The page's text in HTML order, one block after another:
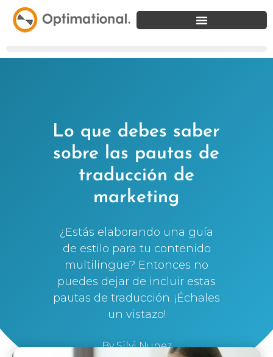
Lo que debes saber
sobre las pautas de
traducción de
marketing
¿Estás elaborando una guía
de estilo para tu contenido
multilingüe? Entonces no
puedes dejar de incluir estas
pautas de traducción. ¡Échales
un vistazo!
BySilvi Nunez